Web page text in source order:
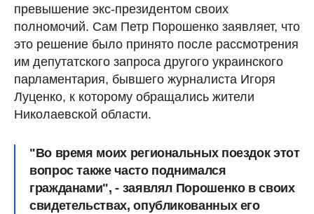
превышение экс-президентом своих
полномочий. Сам Петр Порошенко заявляет, что
это решение было принято после рассмотрения
им депутатского запроса другого украинского
парламентария, бывшего журналиста Игоря
Луценко, к которому обращались жители
Николаевской области.
"Во время моих региональных поездок этот
вопрос также часто поднимался
гражданами", - заявлял Порошенко в своих
свидетельствах, опубликованных его